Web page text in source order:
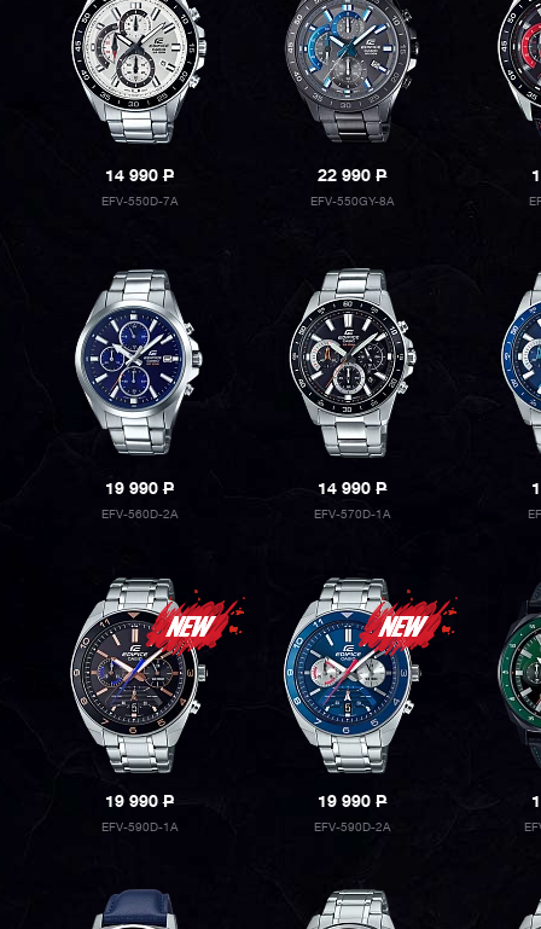
14 990P
EFV-550D-7A
22 990P
EFV-550GY-8A
19 990P
EFV-560D-2A
14 990P
EFV-570D-1A
19 990P
EFV-590D-1A
19 990P
EFV-590D-2A